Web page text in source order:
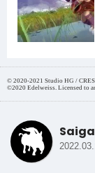
© 2020-2021 Studio HG /
©2020 Edelweiss. Licensed to